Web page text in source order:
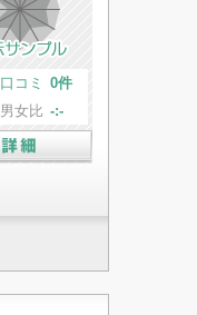
口コミ
0件
男女比 -:-